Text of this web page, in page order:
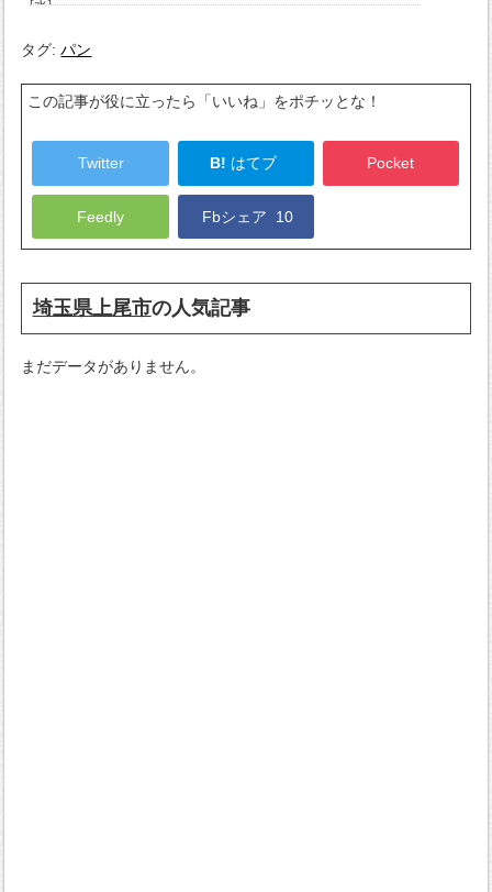
タグ:パン
この記事が役に立ったら「いいね」をポチッとな！
Twitter B! はてブ Pocket
Feedly Fbシェア 10
埼玉県上尾市の人気記事
まだデータがありません。